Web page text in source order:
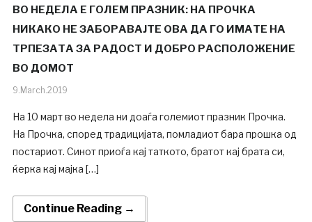
ВО НЕДЕЛА Е ГОЛЕМ ПРАЗНИК: НА ПРОЧКА
НИКАКО НЕ ЗАБОРАВАЈТЕ ОВА ДА ГО ИМАТЕ НА
ТРПЕЗАТА ЗА РАДОСТ И ДОБРО РАСПОЛОЖЕНИЕ
ВО ДОМОТ
9.March.2019
На 10 март во недела ни доаѓа големиот празник Прочка.
На Прочка, според традицијата, помладиот бара прошка од
постариот. Синот приоѓа кај таткото, братот кај брата си,
ќерка кај мајка […]
Continue Reading →